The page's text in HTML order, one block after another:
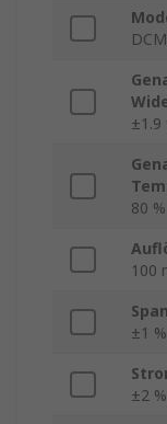
±1.9
80 %
100
±1
±2